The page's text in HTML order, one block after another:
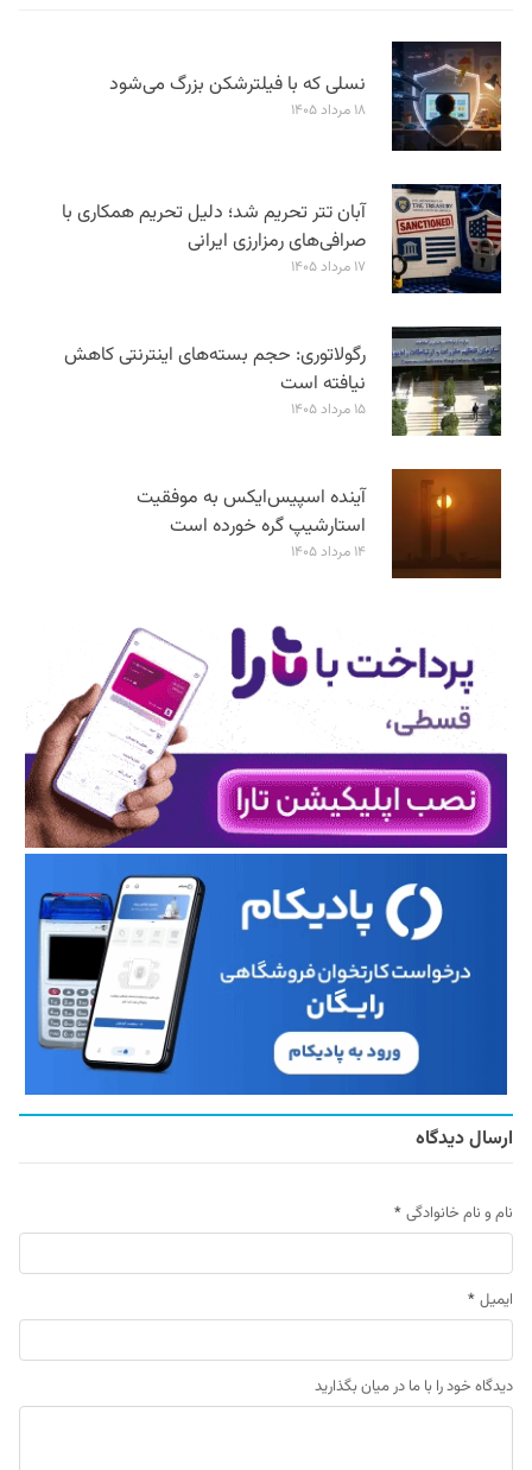
نسلی که با فیلترشکن بزرگ می‌شود
۱۸ مرداد ۱۴۰۵
آبان تتر تحریم شد؛ دلیل تحریم همکاری با
صرافی‌های رمزارزی ایرانی
۱۷ مرداد ۱۴۰۵
رگولاتوری: حجم بسته‌های اینترنتی کاهش
نیافته است
۱۵ مرداد ۱۴۰۵
آینده اسپیس‌ایکس به موفقیت
استارشیپ گره خورده است
۱۴ مرداد ۱۴۰۵
ارسال دیدگاه
نام و نام خانوادگی *
ایمیل *
دیدگاه خود را با ما در میان بگذارید